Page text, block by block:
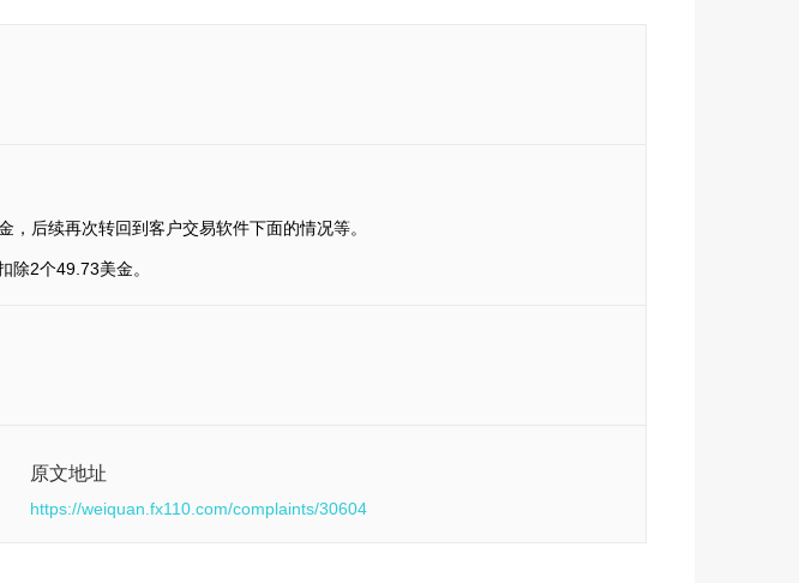
后续再次转回到客户交易软件下面的情况等。
除2个49.73美金。
原文地址
https://weiquan.fx110.com/complaints/30604